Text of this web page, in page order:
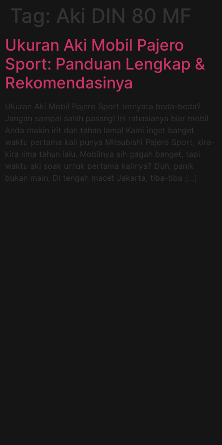
Tag: Aki DIN 80 MF
Ukuran Aki Mobil Pajero
Sport: Panduan Lengkap &
Rekomendasinya
Ukuran Aki Mobil Pajero Sport ternyata beda-beda?
Jangan sampai salah pasang! Ini rahasianya biar mobil
Anda makin irit dan tahan lama! Kami inget banget
waktu pertama kali punya Mitsubishi Pajero Sport, kira-
kira lima tahun lalu. Mobilnya sih gagah banget, tapi
waktu aki soak untuk pertama kalinya? Duh, panik
bukan main. Di tengah macet Jakarta, tiba-tiba […]